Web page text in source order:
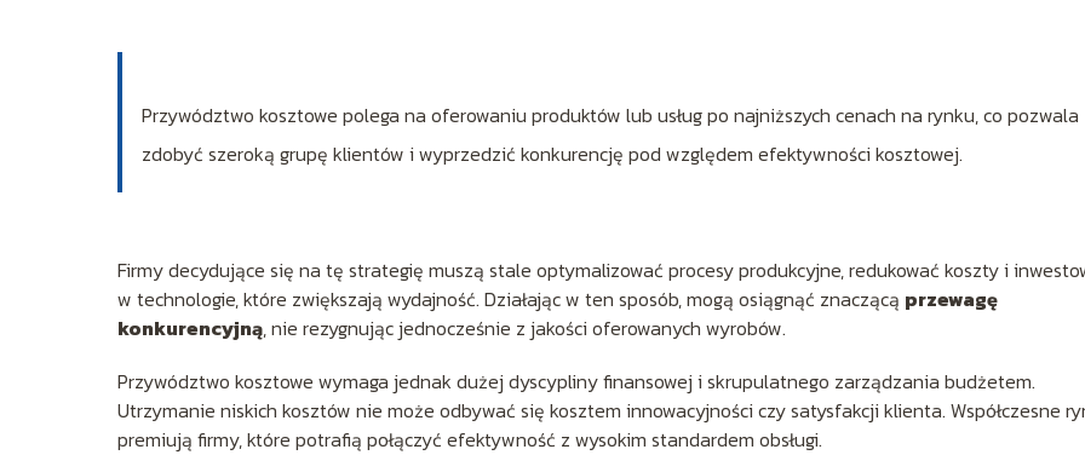
Przywództwo kosztowe polega na oferowaniu produktów lub usług po najniższych cenach na rynku, co pozwala
zdobyć szeroką grupę klientów i wyprzedzić konkurencję pod względem efektywności kosztowej.
Firmy decydujące się na tę strategię muszą stale optymalizować procesy produkcyjne, redukować koszty i
w technologie, które zwiększają wydajność. Działając w ten sposób, mogą osiągnąć znaczącą przewagę
konkurencyjną, nie rezygnując jednocześnie z jakości oferowanych wyrobów.
Przywództwo kosztowe wymaga jednak dużej dyscypliny finansowej i skrupulatnego zarządzania budżetem.
Utrzymanie niskich kosztów nie może odbywać się kosztem innowacyjności czy satysfakcji klienta. Współczesne
premiują firmy, które potrafią połączyć efektywność z wysokim standardem obsługi.